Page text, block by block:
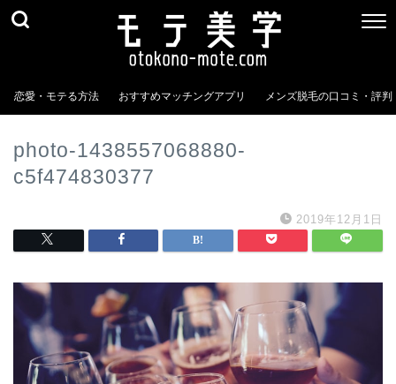
恋愛・モテる方法 おすすめマッチングアプリ メンズ脱毛の口コミ・評判
photo-1438557068880-
c5f474830377
2019年12月1日